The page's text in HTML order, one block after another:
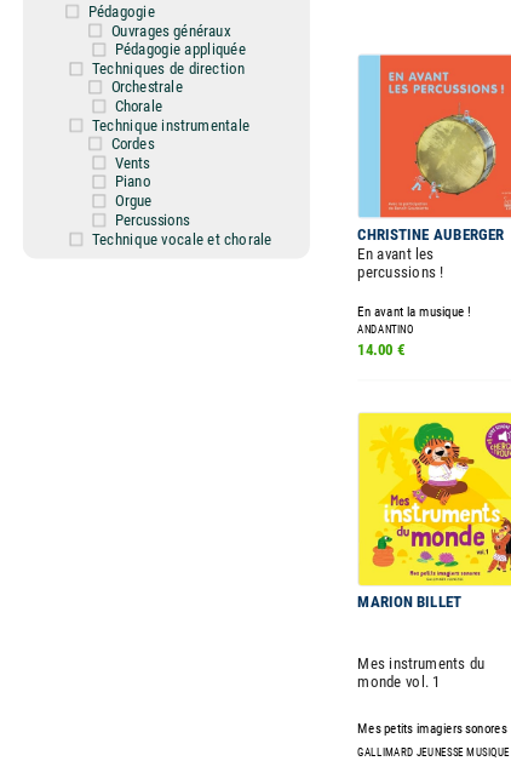
Pédagogie
Ouvrages généraux
Pédagogie appliquée
Techniques de direction
Orchestrale
Chorale
Technique instrumentale
Cordes
Vents
Piano
Orgue
Percussions
Technique vocale et chorale CHRISTINE AUBERGER
En avant les
percussions !
En avant la musique !
ANDANTINO
14.00 €
MARION BILLET
Mes instruments du
monde vol. 1
Mes petits imagiers sonores
GALLIMARD JEUNESSE MUSIQUE